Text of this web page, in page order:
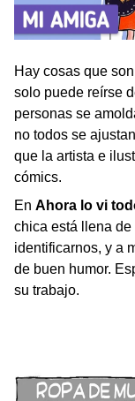
Hay cosas que
solo puede reírse
personas se
no todos se
que la artista e
cómics.
En Ahora lo vi
chica está llena
identificarnos, y a
de buen humor.
su trabajo.